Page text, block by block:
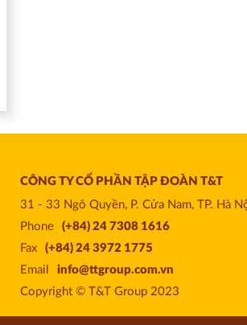
CÔNG TY CỔ PHẦN TẬP ĐOÀN T&T
31 - 33 Ngô Quyền, P. Cửa Nam, TP. Hà
Phone
(+84) 24 7308 1616
Fax
(+84) 24 3972 1775
Email
info@ttgroup.com.vn
Copyright © T&T Group 2023